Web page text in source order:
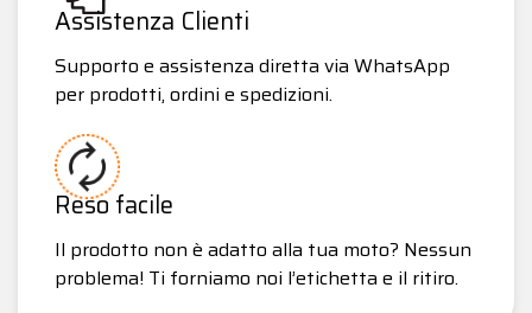
Assistenza Clienti
Supporto e assistenza diretta via WhatsApp
per prodotti, ordini e spedizioni.
Reso facile
Il prodotto non è adatto alla tua moto? Nessun
problema! Ti forniamo noi l’etichetta e il ritiro.